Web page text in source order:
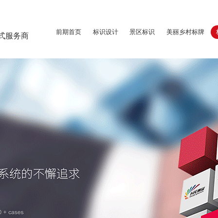
服务商 前期首页 标识设计 景区标识 美丽乡村标牌